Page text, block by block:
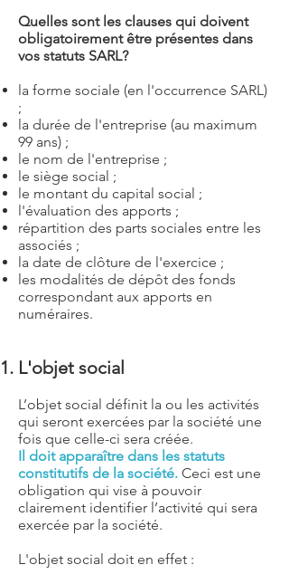
Quelles sont les clauses qui doivent
obligatoirement être présentes dans
vos statuts SARL?
la forme sociale (en l'occurrence SARL)
;
la durée de l'entreprise (au maximum
99 ans) ;
le nom de l'entreprise ;
le siège social ;
le montant du capital social ;
l'évaluation des apports ;
répartition des parts sociales entre les
associés ;
la date de clôture de l'exercice ;
les modalités de dépôt des fonds
correspondant aux apports en
numéraires.
L'objet social
L’objet social définit la ou les activités
qui seront exercées par la société une
fois que celle-ci sera créée.
Il doit apparaître dans les statuts
constitutifs de la société. Ceci est une
obligation qui vise à pouvoir
clairement identifier l’activité qui sera
exercée par la société.
L'objet social doit en effet :